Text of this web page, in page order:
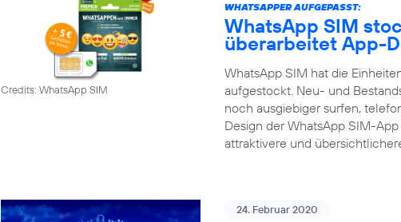
Credits: WhatsApp SIM
WHATSAPPER AUFGEPASST:
WhatsApp SIM
überarbeitet App-
WhatsApp SIM hat die
aufgestockt. Neu- und
noch ausgiebiger surfen,
Design der WhatsApp SIM-
attraktivere und
24. Februar 2020